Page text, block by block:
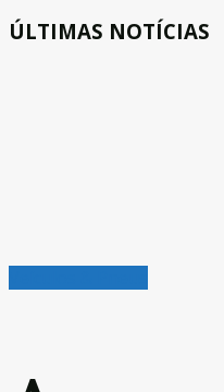
ÚLTIMAS NOTÍCIAS